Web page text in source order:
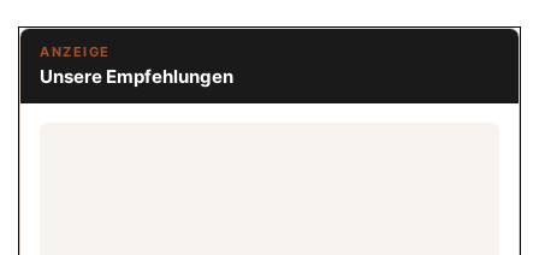
ANZEIGE
Unsere Empfehlungen